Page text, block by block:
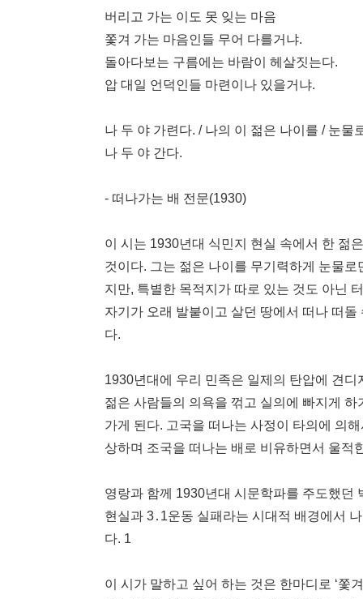
버리고 가는 이도 못 잊는 마음
쫓겨 가는 마음인들 무어 다를거냐.
돌아다보는 구름에는 바람이 헤살짓는다.
압 대일 언덕인들 마련이나 있을거냐.
나 두 야 가련다. / 나의 이 젊은 나이를 / 눈물
나 두 야 간다.
- 떠나가는 배 전문(1930)
이 시는 1930년대 식민지 현실 속에서 한 젊
것이다. 그는 젊은 나이를 무기력하게 눈물
지만, 특별한 목적지가 따로 있는 것도 아닌
자기가 오래 발붙이고 살던 땅에서 떠나 떠
다.
1930년대에 우리 민족은 일제의 탄압에 견
젊은 사람들의 의욕을 꺾고 실의에 빠지게 하
가게 된다. 고국을 떠나는 사정이 타의에 의
상하며 조국을 떠나는 배로 비유하면서 울적
영랑과 함께 1930년대 시문학파를 주도했던
현실과 3․1운동 실패라는 시대적 배경에서
다. 1
이 시가 말하고 싶어 하는 것은 한마디로 ‘쫓